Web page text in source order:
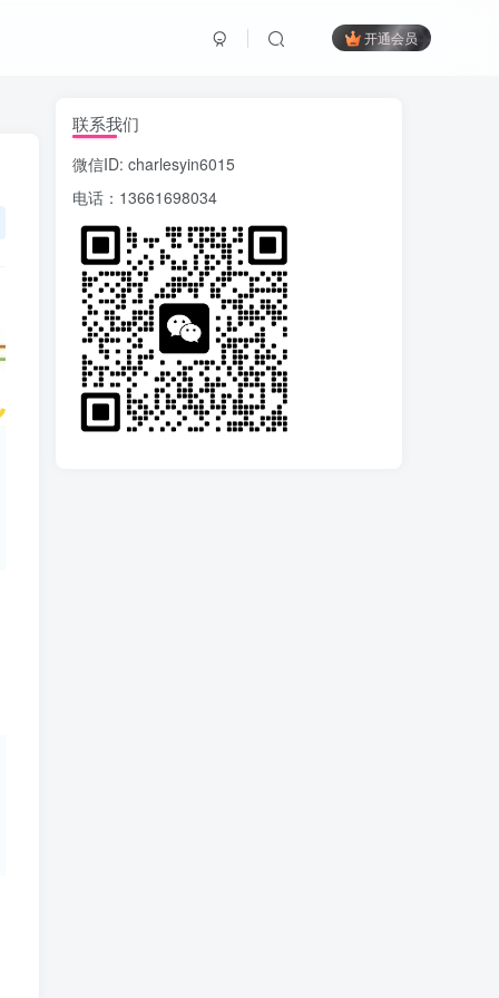
开通会员
联系我们
微信ID: charlesyin6015
电话：13661698034